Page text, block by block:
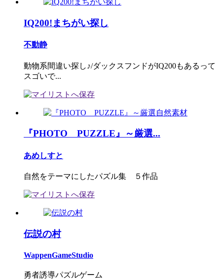
IQ200!まちがい探し
不動静
動物系間違い探し♪/ダックスフンドがIQ200もあるって
スゴいで...
『PHOTO PUZZLE』～厳選...
あめしすと
自然をテーマにしたパズル集 ５作品
伝説の村
WappenGameStudio
勇者誘導パズルゲーム